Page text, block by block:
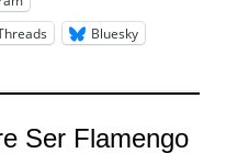
Bluesky
Ser Flamengo